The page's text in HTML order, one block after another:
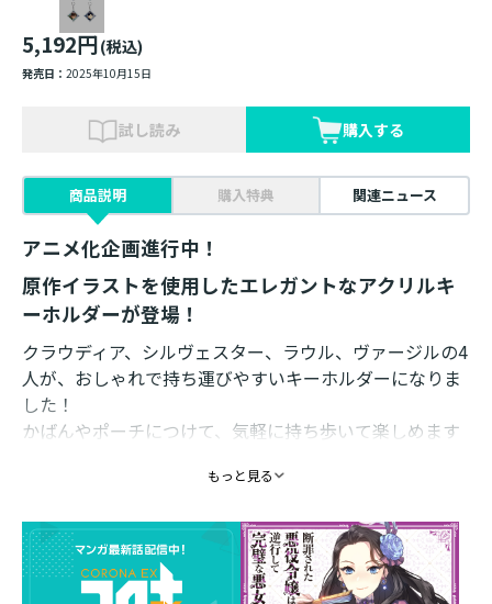
5,192円(税込)
発売日： 2025年10月15日
試し読み 購入する
商品説明 購入特典 関連ニュース
アニメ化企画進行中！
原作イラストを使用したエレガントなアクリルキ
ーホルダーが登場！
クラウディア、シルヴェスター、ラウル、ヴァージルの4
人が、おしゃれで持ち運びやすいキーホルダーになりま
した！
かばんやポーチにつけて、気軽に持ち歩いて楽しめます
サイズ ： 約60mm
イラスト ： えびすし
発売元 ： TOブックス
もっと見る